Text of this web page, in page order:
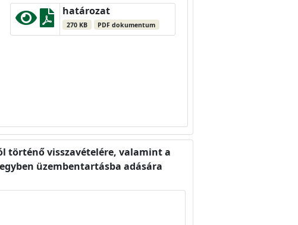
határozat
270 KB PDF dokumentum
történő visszavételére, valamint a
üzembentartásba adására